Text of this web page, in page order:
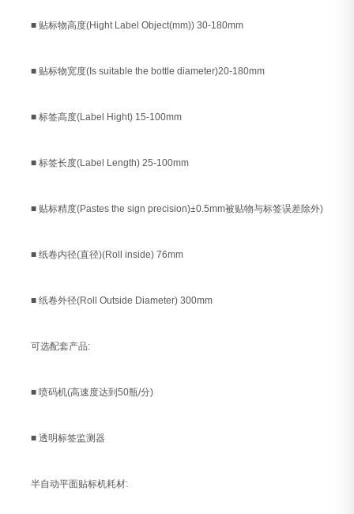
■ 贴标物高度(Hight Label Object(mm)) 30-180mm
■ 贴标物宽度(Is suitable the bottle diameter)20-180mm
■ 标签高度(Label Hight) 15-100mm
■ 标签长度(Label Length) 25-100mm
■ 贴标精度(Pastes the sign precision)±0.5mm被贴物与标签误差除外)
■ 纸卷内径(直径)(Roll inside) 76mm
■ 纸卷外径(Roll Outside Diameter) 300mm
可选配套产品:
■ 喷码机(高速度达到50瓶/分)
■ 透明标签监测器
半自动平面贴标机耗材: